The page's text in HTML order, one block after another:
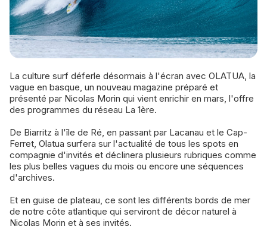
La culture surf déferle désormais à l'écran avec OLATUA, la
vague en basque, un nouveau magazine préparé et
présenté par Nicolas Morin qui vient enrichir en mars, l'offre
des programmes du réseau La 1ère.
De Biarritz à l'île de Ré, en passant par Lacanau et le Cap-
Ferret, Olatua surfera sur l'actualité de tous les spots en
compagnie d'invités et déclinera plusieurs rubriques comme
les plus belles vagues du mois ou encore une séquences
d'archives.
Et en guise de plateau, ce sont les différents bords de mer
de notre côte atlantique qui serviront de décor naturel à
Nicolas Morin et à ses invités.